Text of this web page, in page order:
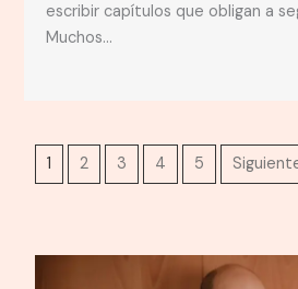
escribir capítulos que obligan a
Muchos…
1 2 3 4 5